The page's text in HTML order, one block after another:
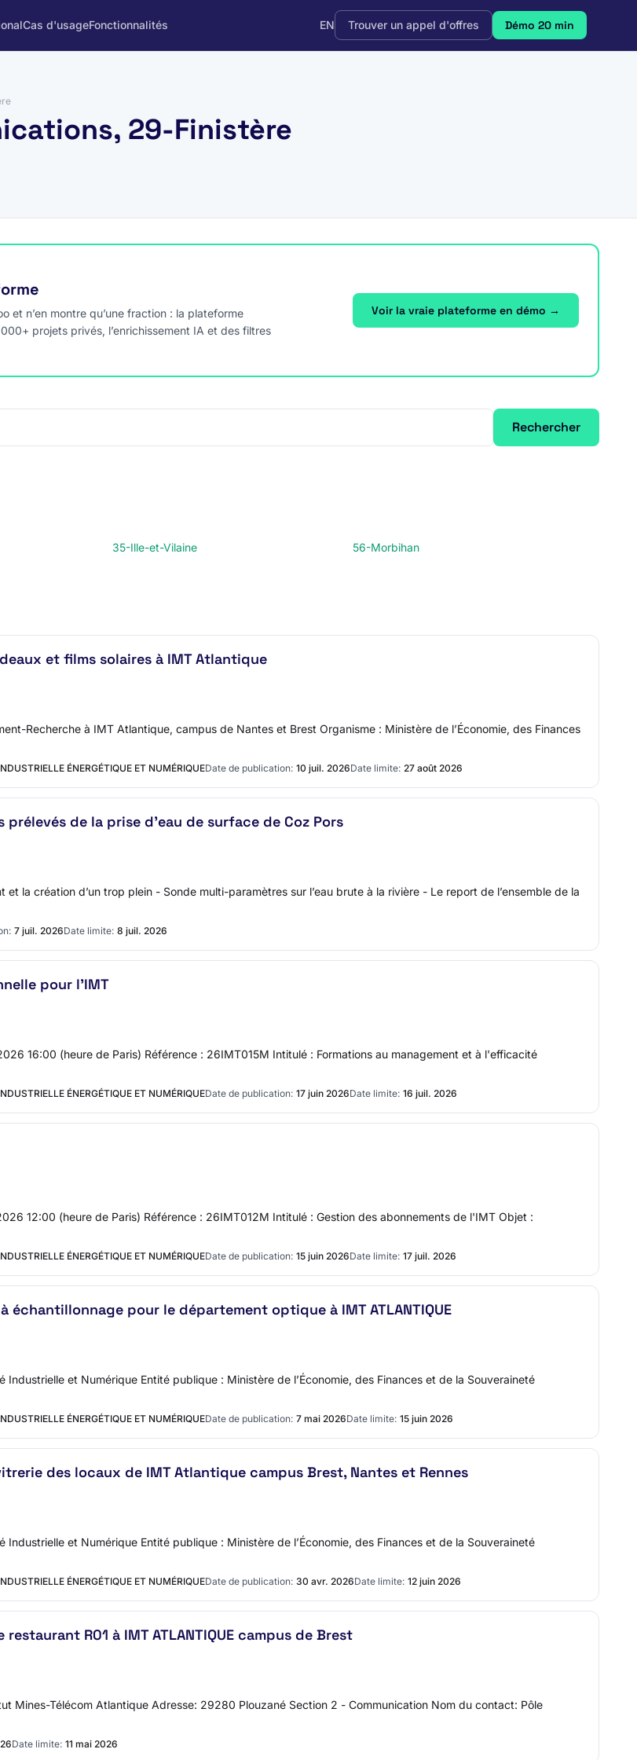
Cas d'usageFonctionnalités EN Trouver un appel d'offres Démo 20 min
29-Finistère
et n’en montre qu’une fraction : la plateforme
projets privés, l’enrichissement IA et des filtres
Voir la vraie plateforme en démo →
Rechercher
35-Ille-et-Vilaine 56-Morbihan
et films solaires à IMT Atlantique
Recherche à IMT Atlantique, campus de Nantes et Brest Organisme : Ministère de l’Économie, des Finances
ÉNERGÉTIQUE ET NUMÉRIQUEDate de publication: 10 juil. 2026Date limite: 27 août 2026
de la prise d’eau de surface de Coz Pors
la création d’un trop plein - Sonde multi-paramètres sur l’eau brute à la rivière - Le report de l’ensemble de la
7 juil. 2026Date limite: 8 juil. 2026
pour l'IMT
16:00 (heure de Paris) Référence : 26IMT015M Intitulé : Formations au management et à l'efficacité
ÉNERGÉTIQUE ET NUMÉRIQUEDate de publication: 17 juin 2026Date limite: 16 juil. 2026
12:00 (heure de Paris) Référence : 26IMT012M Intitulé : Gestion des abonnements de l'IMT Objet :
ÉNERGÉTIQUE ET NUMÉRIQUEDate de publication: 15 juin 2026Date limite: 17 juil. 2026
pour le département optique à IMT ATLANTIQUE
et Numérique Entité publique : Ministère de l’Économie, des Finances et de la Souveraineté
ÉNERGÉTIQUE ET NUMÉRIQUEDate de publication: 7 mai 2026Date limite: 15 juin 2026
des locaux de IMT Atlantique campus Brest, Nantes et Rennes
et Numérique Entité publique : Ministère de l’Économie, des Finances et de la Souveraineté
ÉNERGÉTIQUE ET NUMÉRIQUEDate de publication: 30 avr. 2026Date limite: 12 juin 2026
R01 à IMT ATLANTIQUE campus de Brest
Mines-Télécom Atlantique Adresse: 29280 Plouzané Section 2 - Communication Nom du contact: Pôle
Date limite: 11 mai 2026